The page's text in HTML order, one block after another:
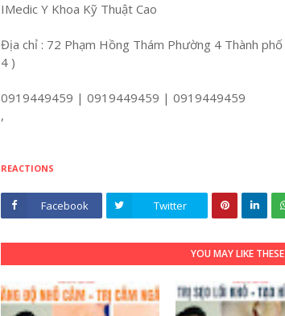
IMedic Y Khoa Kỹ Thuật Cao
Địa chỉ : 72 Phạm Hồng Thám Phường 4 Thành
4 )
0919449459 | 0919449459 | 0919449459
,
REACTIONS
Facebook Twitter
YOU MAY LIKE